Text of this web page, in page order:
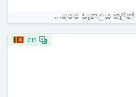
මෙම චැනලය තුලින්